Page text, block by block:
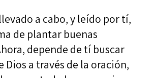
a cabo, y leído por tí,
de plantar buenas
depende de tí buscar
Dios a través de la oración,